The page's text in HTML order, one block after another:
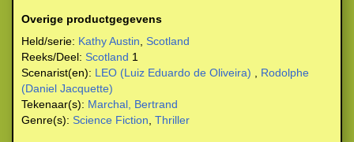
Overige productgegevens
Held/serie: Kathy Austin
Scotland
Reeks/Deel: Scotland 1
Scenarist(en): LEO (Luiz Eduardo de Oliveira)
Rodolphe
(Daniel Jacquette)
Tekenaar(s): Marchal, Bertrand
Genre(s): Science Fiction Thriller